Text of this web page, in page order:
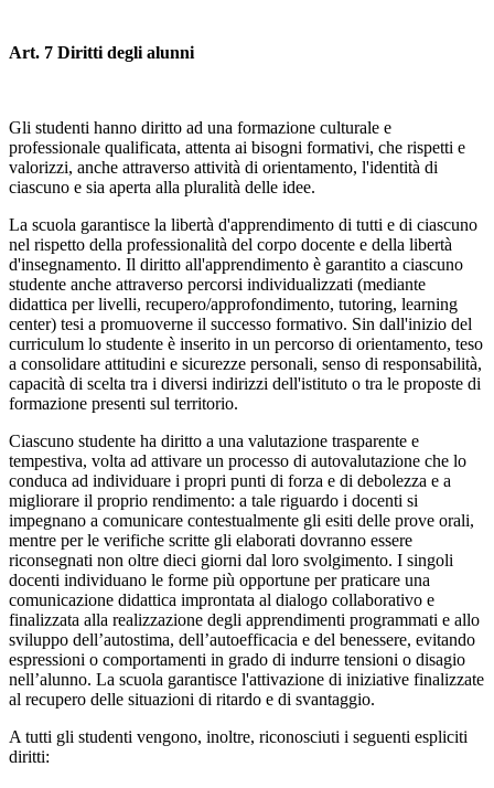
Art. 7 Diritti degli alunni
Gli studenti hanno diritto ad una formazione culturale e
professionale qualificata, attenta ai bisogni formativi, che rispetti e
valorizzi, anche attraverso attività di orientamento, l'identità di
ciascuno e sia aperta alla pluralità delle idee.
La scuola garantisce la libertà d'apprendimento di tutti e di ciascuno
nel rispetto della professionalità del corpo docente e della libertà
d'insegnamento. Il diritto all'apprendimento è garantito a ciascuno
studente anche attraverso percorsi individualizzati (mediante
didattica per livelli, recupero/approfondimento, tutoring, learning
center) tesi a promuoverne il successo formativo. Sin dall'inizio del
curriculum lo studente è inserito in un percorso di orientamento, teso
a consolidare attitudini e sicurezze personali, senso di responsabilità,
capacità di scelta tra i diversi indirizzi dell'istituto o tra le proposte di
formazione presenti sul territorio.
Ciascuno studente ha diritto a una valutazione trasparente e
tempestiva, volta ad attivare un processo di autovalutazione che lo
conduca ad individuare i propri punti di forza e di debolezza e a
migliorare il proprio rendimento: a tale riguardo i docenti si
impegnano a comunicare contestualmente gli esiti delle prove orali,
mentre per le verifiche scritte gli elaborati dovranno essere
riconsegnati non oltre dieci giorni dal loro svolgimento. I singoli
docenti individuano le forme più opportune per praticare una
comunicazione didattica improntata al dialogo collaborativo e
finalizzata alla realizzazione degli apprendimenti programmati e allo
sviluppo dell’autostima, dell’autoefficacia e del benessere, evitando
espressioni o comportamenti in grado di indurre tensioni o disagio
nell’alunno. La scuola garantisce l'attivazione di iniziative finalizzate
al recupero delle situazioni di ritardo e di svantaggio.
A tutti gli studenti vengono, inoltre, riconosciuti i seguenti espliciti
diritti: